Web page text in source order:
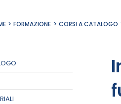
FORMAZIONE CORSI A CATALOGO